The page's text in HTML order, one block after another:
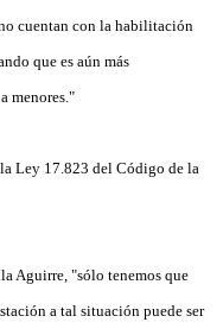
cuentan con la habilitación
que es aún más
menores."
Ley 17.823 del Código de la
Aguirre, "sólo tenemos que
a tal situación puede ser